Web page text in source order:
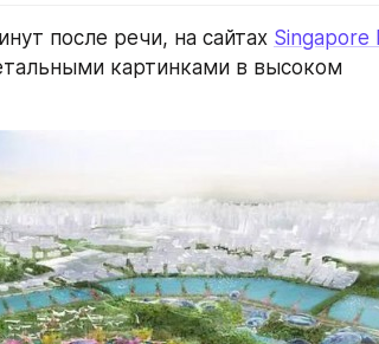
после речи, на сайтах Singapore
картинками в высоком